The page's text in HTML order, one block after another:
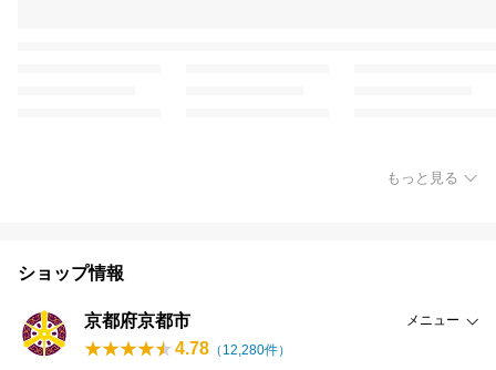
もっと見る
ショップ情報
京都府京都市 メニュー
4.78 （ 12,280件）